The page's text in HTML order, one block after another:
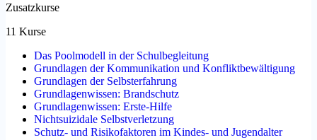
Zusatzkurse
11 Kurse
Das Poolmodell in der Schulbegleitung
Grundlagen der Kommunikation und Konfliktbewältigung
Grundlagen der Selbsterfahrung
Grundlagenwissen: Brandschutz
Grundlagenwissen: Erste-Hilfe
Nichtsuizidale Selbstverletzung
Schutz- und Risikofaktoren im Kindes- und Jugendalter